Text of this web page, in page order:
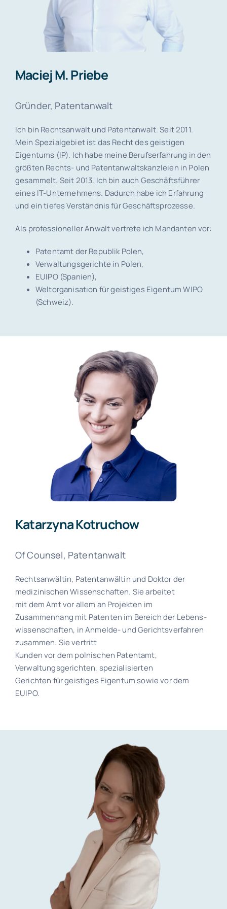
Maciej M. Priebe
Gründer, Patentanwalt
Ich bin Rechtsanwalt und Patentanwalt. Seit 2011.
Mein Spezialgebiet ist das Recht des geistigen
Eigentums (IP). Ich habe meine Berufserfahrung in den
größten Rechts- und Patentanwaltskanzleien in Polen
gesammelt. Seit 2013. Ich bin auch Geschäftsführer
eines IT-Unternehmens. Dadurch habe ich Erfahrung
und ein tiefes Verständnis für Geschäftsprozesse.
Als professioneller Anwalt vertrete ich Mandanten vor:
Patentamt der Republik Polen,
Verwaltungsgerichte in Polen,
EUIPO (Spanien),
Weltorganisation für geistiges Eigentum WIPO
(Schweiz).
Katarzyna Kotruchow
Of Counsel, Patentanwalt
Rechtsanwältin, Patentanwältin und Doktor der
medizinischen Wissenschaften. Sie arbeitet
mit dem Amt vor allem an Projekten im
Zusammenhang mit Patenten im Bereich der Lebens-
wissenschaften, in Anmelde- und Gerichtsverfahren
zusammen. Sie vertritt
Kunden vor dem polnischen Patentamt,
Verwaltungsgerichten, spezialisierten
Gerichten für geistiges Eigentum sowie vor dem
EUIPO.